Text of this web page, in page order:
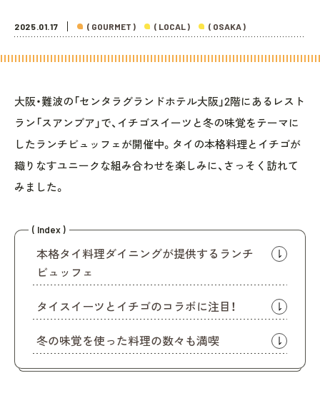
2025.01.17 ( GOURMET ) ( LOCAL ) ( OSAKA )
大阪・難波の「センタラグランドホテル大阪」2階にあるレスト
ラン「スアンブア」で、イチゴスイーツと冬の味覚をテーマに
したランチビュッフェが開催中。タイの本格料理とイチゴが
織りなすユニークな組み合わせを楽しみに、さっそく訪れて
みました。
( Index )
本格タイ料理ダイニングが提供するランチ
ビュッフェ
タイスイーツとイチゴのコラボに注目！
冬の味覚を使った料理の数々も満喫